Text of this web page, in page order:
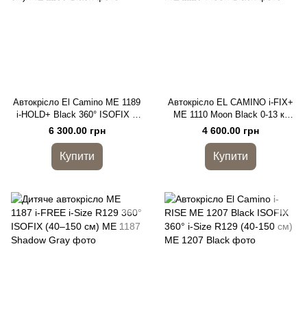
Автокрісло El Camino ME 1189
i-HOLD+ Black 360° ISOFIX i-
Size R129 (40–150 см)
6 300.00 грн
Купити
Автокрісло EL CAMINO i-FIX+
ME 1110 Moon Black 0-13 кг
(40-87 см) i-Size R129
4 600.00 грн
Купити